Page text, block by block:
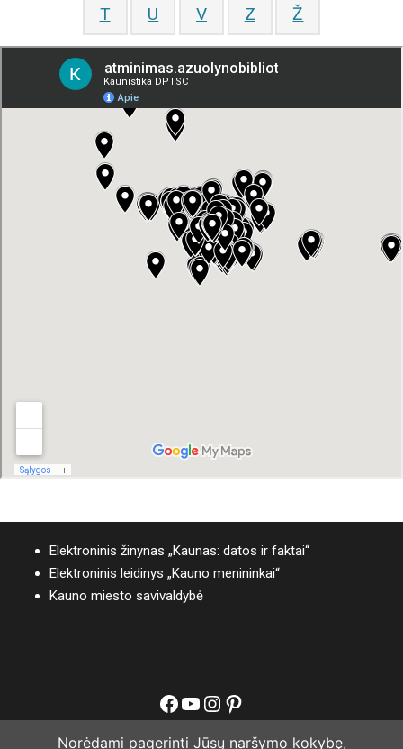
T U V Z Ž
Elektroninis žinynas „Kaunas: datos ir faktai“
Elektroninis leidinys „Kauno menininkai“
Kauno miesto savivaldybė
Facebook
YouTube
Instagram
Pinterest
Norėdami pagerinti Jūsų naršymo kokybę,